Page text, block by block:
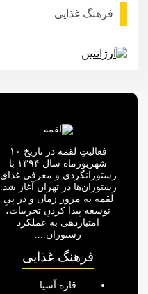
فرهنگ غذایی
فعالیتِ لقمه در تاریخ ۱۰
شهریورماه سال ۱۳۹۴ با
رستورانگردی و معرفی غذای
رستوران‌ها در تهران آغاز شد.
لقمه به مرور زمان و در پیِ
توسعه پیدا کردنِ تجربیات،
امتیازدهی به عملکرد
رستوران....
فرهنگ غذایی
قاره آسیا